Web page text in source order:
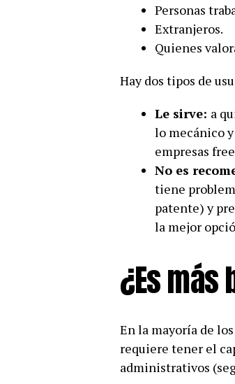
Personas
Extranjeros.
Quienes
Hay dos tipos de
Le sirve: a
lo mecánico
empresas
No es
tiene
patente) y
la mejor
¿Es más
En la mayoría de
requiere tener el
administrativos